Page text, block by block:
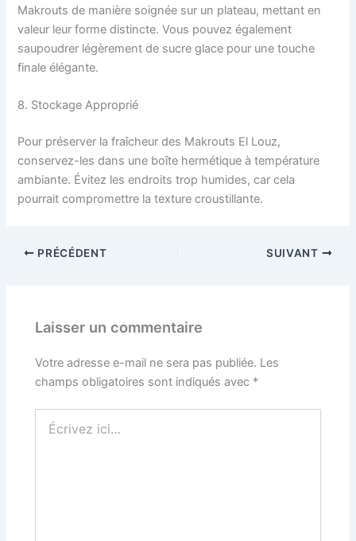
Makrouts de manière soignée sur un plateau, mettant en
valeur leur forme distincte. Vous pouvez également
saupoudrer légèrement de sucre glace pour une touche
finale élégante.
8. Stockage Approprié
Pour préserver la fraîcheur des Makrouts El Louz,
conservez-les dans une boîte hermétique à température
ambiante. Évitez les endroits trop humides, car cela
pourrait compromettre la texture croustillante.
PRÉCÉDENT SUIVANT
Laisser un commentaire
Votre adresse e-mail ne sera pas publiée. Les
champs obligatoires sont indiqués avec *
ici…